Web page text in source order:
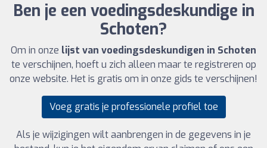
Ben je een voedingsdeskundige in
Schoten?
Om in onze lijst van voedingsdeskundigen in Schoten
te verschijnen, hoeft u zich alleen maar te registreren op
onze website. Het is gratis om in onze gids te verschijnen!
Voeg gratis je professionele profiel toe
Als je wijzigingen wilt aanbrengen in de gegevens in je